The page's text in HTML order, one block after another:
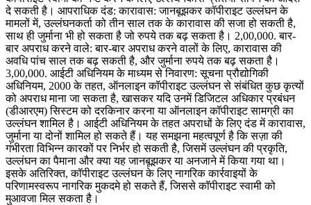
दे सकती है। आपराधिक दंड: कारावास: जानबूझकर कॉपीराइट उल्लंघन के
मामलों में, उल्लंघनकर्ता को तीन साल तक के कारावास की सजा हो सकती है,
साथ ही जुर्माना भी हो सकता है जो रुपये तक बढ़ सकता है। 2,00,000. बार-
बार अपराध करने वाले: बार-बार अपराध करने वालों के लिए, कारावास की
अवधि पांच साल तक बढ़ सकती है, और जुर्माना रुपये तक बढ़ सकता है।
3,00,000. आईटी अधिनियम के माध्यम से निवारण: सूचना प्रौद्योगिकी
अधिनियम, 2000 के तहत, ऑनलाइन कॉपीराइट उल्लंघन से संबंधित कुछ कृत्यों
को अपराध माना जा सकता है, खासकर यदि उनमें डिजिटल अधिकार प्रबंधन
(डीआरएम) सिस्टम को दरकिनार करना या ऑनलाइन कॉपीराइट सामग्री का
उल्लंघन शामिल है। आईटी अधिनियम के तहत अपराधों के लिए दंड में कारावास,
जुर्माना या दोनों शामिल हो सकते हैं। यह समझना महत्वपूर्ण है कि सज़ा की
गंभीरता विभिन्न कारकों पर निर्भर हो सकती है, जिसमें उल्लंघन की प्रकृति,
उल्लंघन का पैमाना और क्या यह जानबूझकर या अनजाने में किया गया था।
इसके अतिरिक्त, कॉपीराइट उल्लंघन के लिए नागरिक कार्रवाइयों के
परिणामस्वरूप नागरिक मुकदमे हो सकते हैं, जिससे कॉपीराइट स्वामी को
मुआवजा मिल सकता है।